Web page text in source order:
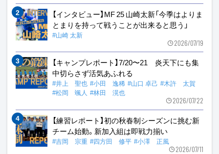
【インタビュー】MF 25 山崎太新「今季はよりま
とまりを持って戦うことが出来ると思う」
#山崎 太新
2026/07/19
【キャンプレポート】7/20〜21 炎天下にも集
中切らさず活気あふれる
#井上 聖也 #小田 逸稀 #山口 卓己 #木許 太賀
#松岡 颯人 #林田 滉也
2026/07/22
【練習レポート】初の秋春制シーズンに挑む新
チーム始動。新加入組は即戦力揃い
#吉岡 宗重 #四方田 修平 #小澤 正風
2026/07/11